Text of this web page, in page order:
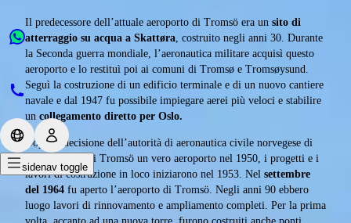
sidenav toggle
Il predecessore dell’attuale aeroporto di Tromsö era un sito di
atterraggio su acqua a Skattøra, costruito negli anni 30. Durante
la Seconda guerra mondiale, l’aeronautica militare acquisì questo
aeroporto e lo restituì poi ai comuni di Tromsø e Tromsøysund.
Seguì la costruzione di un edificio terminale e di un nuovo cantiere
navale e dal 1947 fu possibile impiegare aerei più veloci e stabilire
un collegamento diretto per Oslo.
Dopo la decisione dell’autorità di aeronautica civile norvegese di
dare alla città di Tromsö un vero aeroporto nel 1950, i progetti e i
lavori di costruzione in loco iniziarono nel 1953. Nel settembre
del 1964 fu aperto l’aeroporto di Tromsö. Negli anni 90 ebbero
luogo lavori di rinnovamento e ampliamento completi. Per la prima